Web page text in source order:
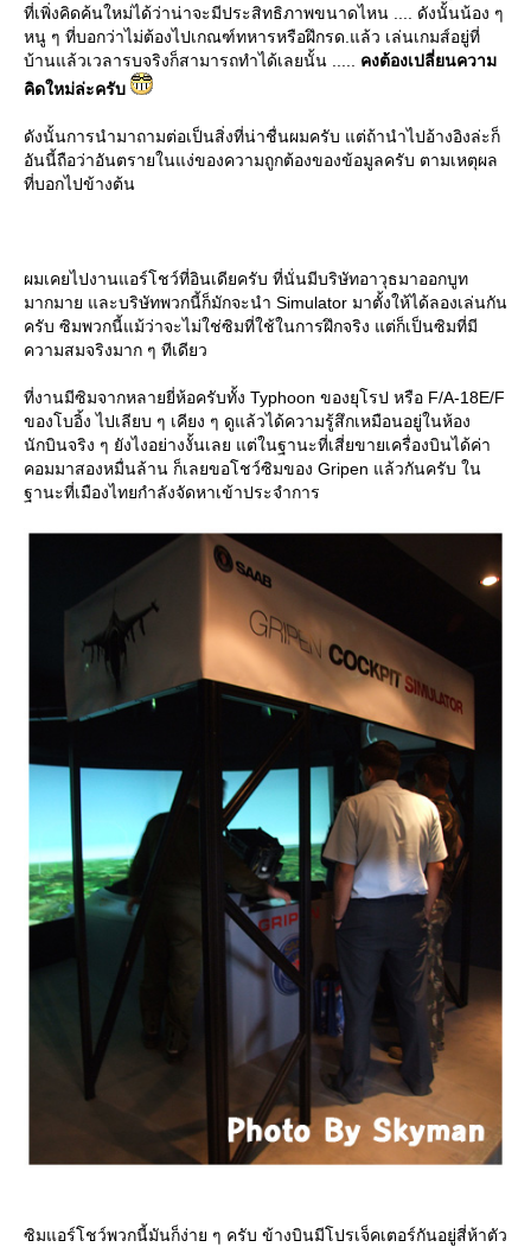
ที่เพิ่งคิดค้นใหม่ได้ว่าน่าจะมีประสิทธิภาพขนาดไหน .... ดังนั้นน้อง ๆ
หนู ๆ ที่บอกว่าไม่ต้องไปเกณฑ์ทหารหรือฝึกรด.แล้ว เล่นเกมส์อยู่ที่
บ้านแล้วเวลารบจริงก็สามารถทำได้เลยนั้น ..... คงต้องเปลี่ยนความ
คิดใหม่ล่ะครับ
ดังนั้นการนำมาถามต่อเป็นสิ่งที่น่าชื่นผมครับ แต่ถ้านำไปอ้างอิงล่ะก็
อันนี้ถือว่าอันตรายในแง่ของความถูกต้องของข้อมูลครับ ตามเหตุผล
ที่บอกไปข้างต้น
ผมเคยไปงานแอร์โชว์ที่อินเดียครับ ที่นั่นมีบริษัทอาวุธมาออกบูท
มากมาย และบริษัทพวกนี้ก็มักจะนำ Simulator มาตั้งให้ได้ลองเล่นกัน
ครับ ซิมพวกนี้แม้ว่าจะไม่ใช่ซิมที่ใช้ในการฝึกจริง แต่ก็เป็นซิมที่มี
ความสมจริงมาก ๆ ทีเดียว
ที่งานมีซิมจากหลายยี่ห้อครับทั้ง Typhoon ของยุโรป หรือ F/A-18E/F
ของโบอิ้ง ไปเลียบ ๆ เคียง ๆ ดูแล้วได้ความรู้สึกเหมือนอยู่ในห้อง
นักบินจริง ๆ ยังไงอย่างงั้นเลย แต่ในฐานะที่เสี่ยขายเครื่องบินได้ค่า
คอมมาสองหมื่นล้าน ก็เลยขอโชว์ซิมของ Gripen แล้วกันครับ ใน
ฐานะที่เมืองไทยกำลังจัดหาเข้าประจำการ
ซิมแอร์โชว์พวกนี้มันก็ง่าย ๆ ครับ ข้างบินมีโปรเจ็คเตอร์กันอยู่สี่ห้าตัว